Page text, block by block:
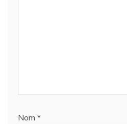
Nom *